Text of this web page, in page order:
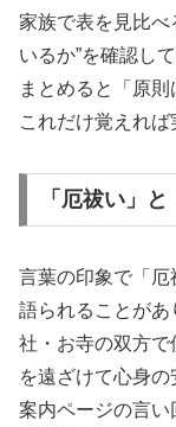
家族で表を見比べ
いるか”を確認し
まとめると「原則
これだけ覚えれば
「厄祓い」
言葉の印象で「厄
語られることが
社・お寺の双方
を遠ざけて心身の
案内ページの言